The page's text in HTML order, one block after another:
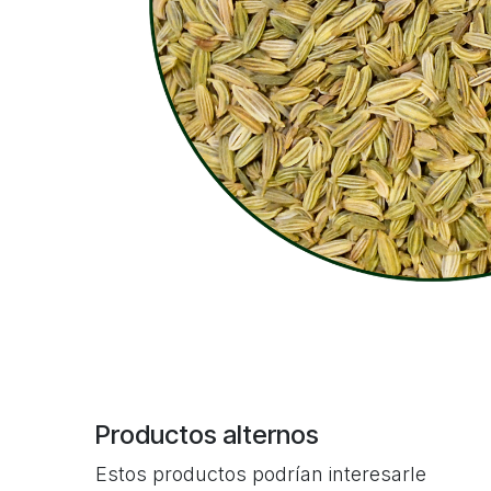
Productos alternos
Estos productos podrían interesarle